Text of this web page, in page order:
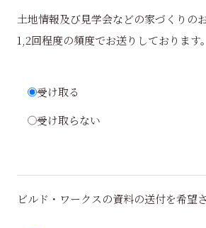
土地情報及び見学会などの家づくりの
1,2回程度の頻度でお送りしております。
受け取る
受け取らない
ビルド・ワークスの資料の送付を希望